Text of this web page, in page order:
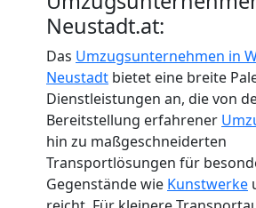
Neustadt.at:
Das Umzugsunternehmen in
Neustadt bietet eine breite
Dienstleistungen an, die von
Bereitstellung erfahrener
hin zu maßgeschneiderten
Transportlösungen für
Gegenstände wie Kunstwerke
Umzug
Nationaler
Umzug